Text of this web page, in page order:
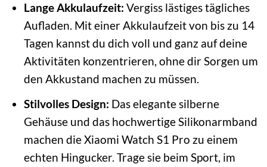
Lange Akkulaufzeit: Vergiss lästiges tägliches
Aufladen. Mit einer Akkulaufzeit von bis zu 14
Tagen kannst du dich voll und ganz auf deine
Aktivitäten konzentrieren, ohne dir Sorgen um
den Akkustand machen zu müssen.
Stilvolles Design: Das elegante silberne
Gehäuse und das hochwertige Silikonarmband
machen die Xiaomi Watch S1 Pro zu einem
echten Hingucker. Trage sie beim Sport, im